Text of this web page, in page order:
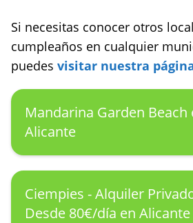
Si necesitas conocer otros
cumpleaños en cualquier
puedes visitar nuestra
Mandarina Garden Beach
Alicante
Ciempies - Alquiler
Desde 80€/día en Alicante